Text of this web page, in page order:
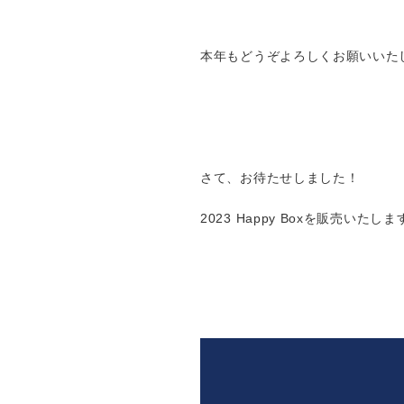
本年もどうぞよろしくお願いいた
さて、お待たせしました！
2023 Happy Boxを販売いたしま